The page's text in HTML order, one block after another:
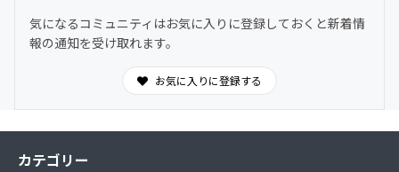
公開より先行してお知らせいたします。
提供頻度：情報発生時
提供方法：会員様のメールアドレス宛に送信
会員限定壁紙（不定期）
スマートフォンなどで使用できる会員限定オリジナル壁紙
提供頻度：不定期（月1回程度を予定）
提供方法：会員様のメールアドレス宛に送信
気になるコミュニティはお気に入りに登録しておくと新着情
報の通知を受け取れます。
お気に入りに登録する
カテゴリー